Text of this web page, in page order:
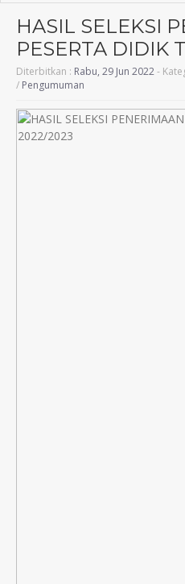
HASIL SELEKSI
PESERTA DIDIK
Diterbitkan : Rabu, 29 Jun 2022-
/ Pengumuman